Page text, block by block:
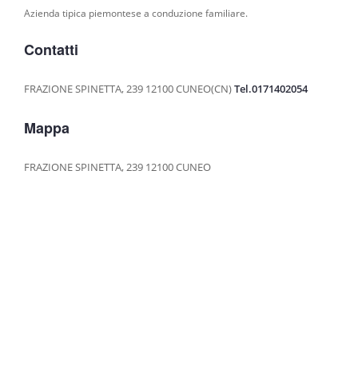
PUNTI VENDITA
MANZO AFFUMICATO
CARPACCIO DI BRESAOLA
Azienda tipica piemontese a conduzione familiare.
Contatti
FRAZIONE SPINETTA, 239 12100 CUNEO(CN)Tel.0171402054
Mappa
FRAZIONE SPINETTA, 239 12100 CUNEO